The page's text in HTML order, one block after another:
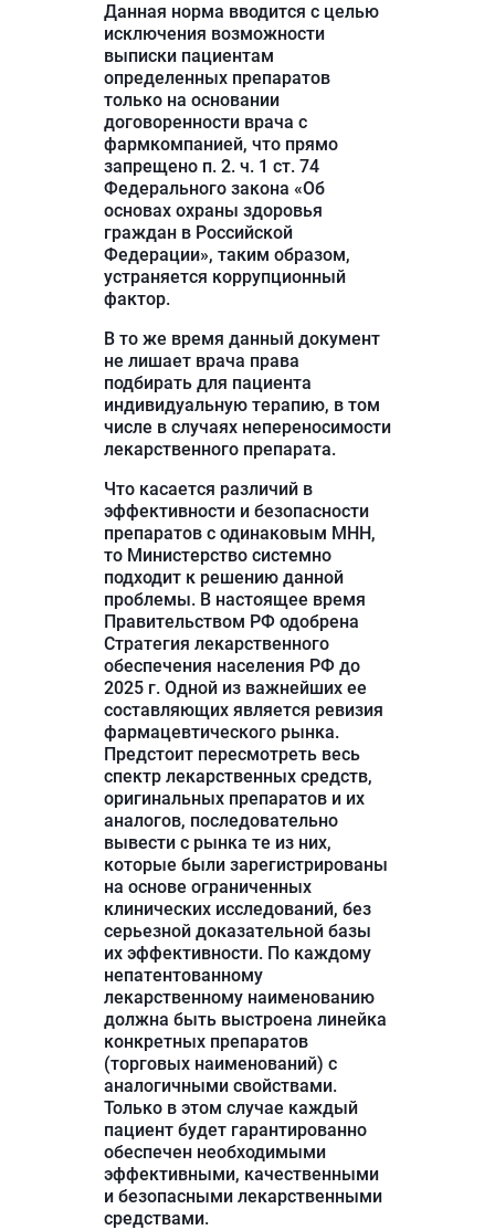
Данная норма вводится с целью
исключения возможности
выписки пациентам
определенных препаратов
только на основании
договоренности врача с
фармкомпанией, что прямо
запрещено п. 2. ч. 1 ст. 74
Федерального закона «Об
основах охраны здоровья
граждан в Российской
Федерации», таким образом,
устраняется коррупционный
фактор.
В то же время данный документ
не лишает врача права
подбирать для пациента
индивидуальную терапию, в том
числе в случаях непереносимости
лекарственного препарата.
Что касается различий в
эффективности и безопасности
препаратов с одинаковым МНН,
то Министерство системно
подходит к решению данной
проблемы. В настоящее время
Правительством РФ одобрена
Стратегия лекарственного
обеспечения населения РФ до
2025 г. Одной из важнейших ее
составляющих является ревизия
фармацевтического рынка.
Предстоит пересмотреть весь
спектр лекарственных средств,
оригинальных препаратов и их
аналогов, последовательно
вывести с рынка те из них,
которые были зарегистрированы
на основе ограниченных
клинических исследований, без
серьезной доказательной базы
их эффективности. По каждому
непатентованному
лекарственному наименованию
должна быть выстроена линейка
конкретных препаратов
(торговых наименований) с
аналогичными свойствами.
Только в этом случае каждый
пациент будет гарантированно
обеспечен необходимыми
эффективными, качественными
и безопасными лекарственными
средствами.